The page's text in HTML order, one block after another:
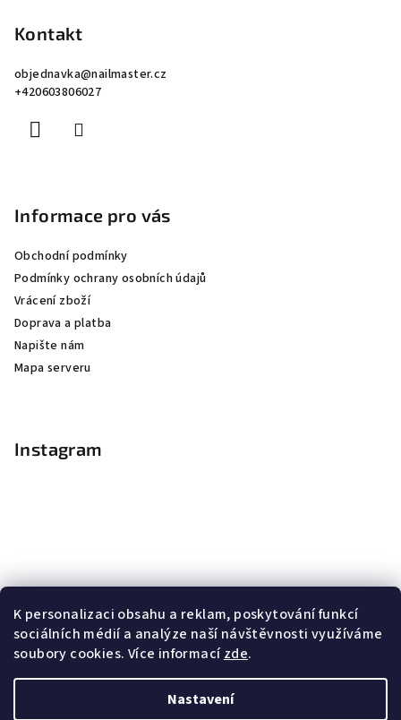
K personalizaci obsahu a reklam, poskytování funkcí
sociálních médií a analýze naší návštěvnosti využíváme
soubory cookies. Více informacízde.
Nastavení
Kontakt
objednavka@nailmaster.cz
+420603806027
Informace pro vás
Obchodní podmínky
Podmínky ochrany osobních údajů
Vrácení zboží
Doprava a platba
Napište nám
Mapa serveru
Instagram
Sledovat na Instagramu